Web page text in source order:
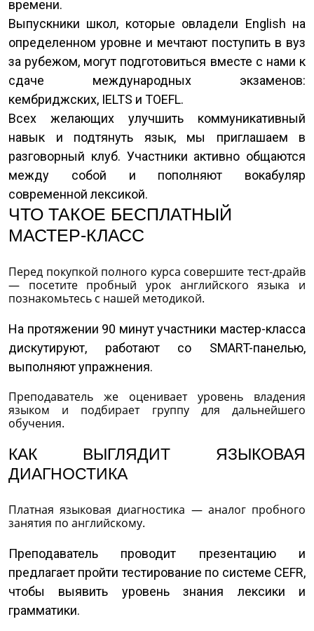
времени.
Выпускники школ, которые овладели English на
определенном уровне и мечтают поступить в вуз
за рубежом, могут подготовиться вместе с нами к
сдаче международных экзаменов:
кембриджских, IELTS и TOEFL.
Всех желающих улучшить коммуникативный
навык и подтянуть язык, мы приглашаем в
разговорный клуб. Участники активно общаются
между собой и пополняют вокабуляр
современной лексикой.
ЧТО ТАКОЕ БЕСПЛАТНЫЙ
МАСТЕР-КЛАСС
Перед покупкой полного курса совершите тест-драйв
— посетите пробный урок английского языка и
познакомьтесь с нашей методикой.
На протяжении 90 минут участники мастер-класса
дискутируют, работают со SMART-панелью,
выполняют упражнения.
Преподаватель же оценивает уровень владения
языком и подбирает группу для дальнейшего
обучения.
КАК ВЫГЛЯДИТ ЯЗЫКОВАЯ
ДИАГНОСТИКА
Платная языковая диагностика — аналог пробного
занятия по английскому.
Преподаватель проводит презентацию и
предлагает пройти тестирование по системе CEFR,
чтобы выявить уровень знания лексики и
грамматики.